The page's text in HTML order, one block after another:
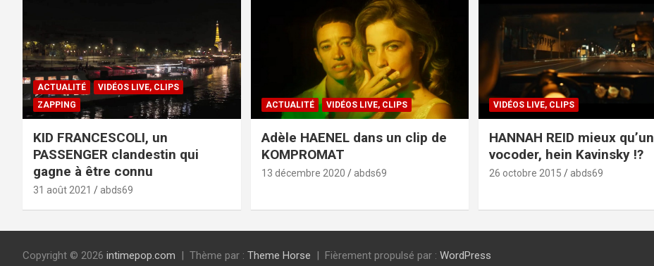
ACTUALITÉ
VIDÉOS LIVE, CLIPS
ZAPPING
KID FRANCESCOLI, un
PASSENGER clandestin qui
gagne à être connu
31 août 2021 abds69
ACTUALITÉ VIDÉOS LIVE, CLIPS
Adèle HAENEL dans un clip de
KOMPROMAT
13 décembre 2020 abds69
VIDÉOS LIVE, CLIPS
HANNAH REID mieux qu’un
vocoder, hein Kavinsky !?
26 octobre 2015 abds69
Copyright © 2026 intimepop.com Thème par : Theme Horse Fièrement propulsé par : WordPress